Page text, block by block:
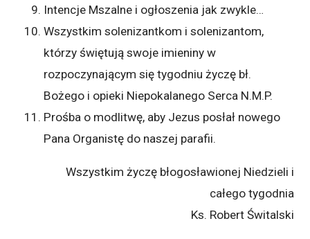
Intencje Mszalne i ogłoszenia jak zwykle…
Wszystkim solenizantkom i solenizantom,
którzy świętują swoje imieniny w
rozpoczynającym się tygodniu życzę bł.
Bożego i opieki Niepokalanego Serca N.M.P.
Prośba o modlitwę, aby Jezus posłał nowego
Pana Organistę do naszej parafii.
Wszystkim życzę błogosławionej Niedzieli i
całego tygodnia
Ks. Robert Świtalski